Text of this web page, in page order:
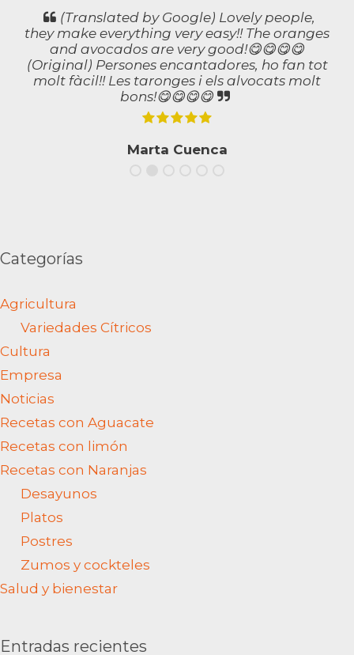
(Translated by Google) Lovely people,
they make everything very easy!! The oranges
and avocados are very good!😋😋😋😋
(Original) Persones encantadores, ho fan tot
molt fàcil!! Les taronges i els alvocats molt
bons!😋😋😋😋
Marta Cuenca
Categorías
Agricultura
Variedades Cítricos
Cultura
Empresa
Noticias
Recetas con Aguacate
Recetas con limón
Recetas con Naranjas
Desayunos
Platos
Postres
Zumos y cockteles
Salud y bienestar
Entradas recientes